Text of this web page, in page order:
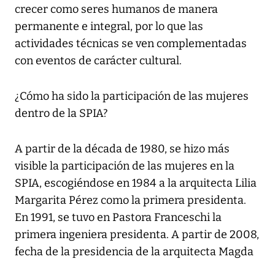
crecer como seres humanos de manera
permanente e integral, por lo que las
actividades técnicas se ven complementadas
con eventos de carácter cultural.
¿Cómo ha sido la participación de las mujeres
dentro de la SPIA?
A partir de la década de 1980, se hizo más
visible la participación de las mujeres en la
SPIA, escogiéndose en 1984 a la arquitecta Lilia
Margarita Pérez como la primera presidenta.
En 1991, se tuvo en Pastora Franceschi la
primera ingeniera presidenta. A partir de 2008,
fecha de la presidencia de la arquitecta Magda